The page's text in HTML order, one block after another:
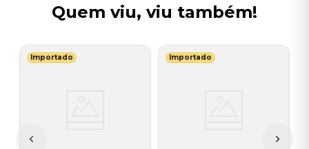
Quem viu, viu também!
Importado Importado